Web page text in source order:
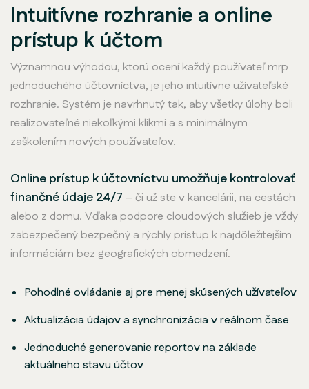
Intuitívne rozhranie a online
prístup k účtom
Významnou výhodou, ktorú ocení každý používateľ mrp
jednoduchého účtovníctva, je jeho intuitívne užívateľské
rozhranie. Systém je navrhnutý tak, aby všetky úlohy boli
realizovateľné niekoľkými klikmi a s minimálnym
zaškolením nových používateľov.
Online prístup k účtovníctvu umožňuje kontrolovať
finančné údaje 24/7 – či už ste v kancelárii, na cestách
alebo z domu. Vďaka podpore cloudových služieb je vždy
zabezpečený bezpečný a rýchly prístup k najdôležitejším
informáciám bez geografických obmedzení.
Pohodlné ovládanie aj pre menej skúsených užívateľov
Aktualizácia údajov a synchronizácia v reálnom čase
Jednoduché generovanie reportov na základe
aktuálneho stavu účtov